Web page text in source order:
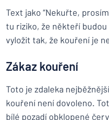
Text jako “Nekuřte,
tu riziko, že někteří
vyložit tak, že kouření je
Zákaz kouření
Toto je zdaleka
kouření není dovoleno.
bílé pozadí obklopené